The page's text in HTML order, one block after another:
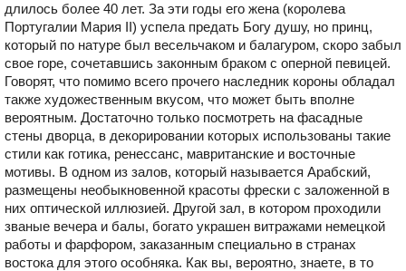
длилось более 40 лет. За эти годы его жена (королева
Португалии Мария ІІ) успела предать Богу душу, но принц,
который по натуре был весельчаком и балагуром, скоро забыл
свое горе, сочетавшись законным браком с оперной певицей.
Говорят, что помимо всего прочего наследник короны обладал
также художественным вкусом, что может быть вполне
вероятным. Достаточно только посмотреть на фасадные
стены дворца, в декорировании которых использованы такие
стили как готика, ренессанс, мавританские и восточные
мотивы. В одном из залов, который называется Арабский,
размещены необыкновенной красоты фрески с заложенной в
них оптической иллюзией. Другой зал, в котором проходили
званые вечера и балы, богато украшен витражами немецкой
работы и фарфором, заказанным специально в странах
востока для этого особняка. Как вы, вероятно, знаете, в то